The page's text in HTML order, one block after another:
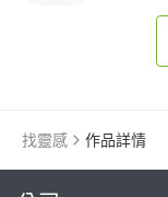
找靈感 作品詳情